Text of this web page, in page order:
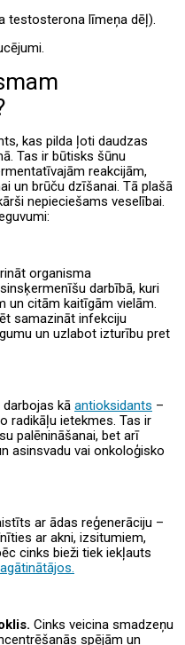
testosterona līmeņa dēļ).
kas pilda ļoti daudzas
Tas ir būtisks šūnu
reakcijām,
un brūču dzīšanai. Tā plašā
nepieciešams veselībai.
organisma
darbībā, kuri
un citām kaitīgām vielām.
samazināt infekciju
un uzlabot izturību pret
darbojas kā antioksidants –
radikāļu ietekmes. Tas ir
palēnināšanai, bet arī
asinsvadu vai onkoloģisko
ar ādas reģenerāciju –
ar akni, izsitumiem,
cinks bieži tiek iekļauts
Cinks veicina smadzeņu
spējām un